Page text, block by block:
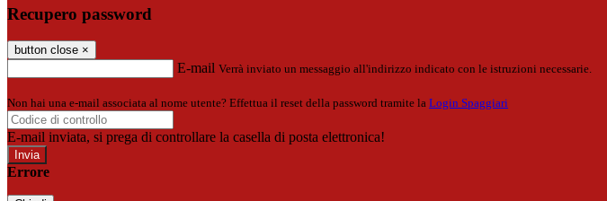
Recupero password
button close ×
E-mail Verrà inviato un messaggio all'indirizzo indicato con le istruzioni necessarie.
Non hai una e-mail associata al nome utente? Effettua il reset della password tramite la Login Spaggiari
E-mail inviata, si prega di controllare la casella di posta elettronica!
Errore